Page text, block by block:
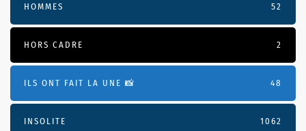
HOMMES 52
HORS CADRE 2
ILS ONT FAIT LA UNE 📸 48
INSOLITE 1062